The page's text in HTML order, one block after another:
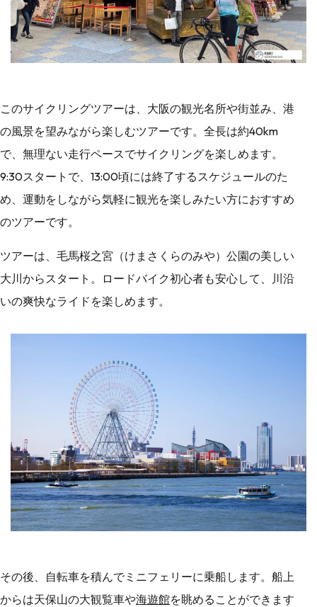
このサイクリングツアーは、大阪の観光名所や街並み、港
の風景を望みながら楽しむツアーです。全長は約40km
で、無理ない走行ペースでサイクリングを楽しめます。
9:30スタートで、13:00頃には終了するスケジュールのた
め、運動をしながら気軽に観光を楽しみたい方におすすめ
のツアーです。
ツアーは、毛馬桜之宮（けまさくらのみや）公園の美しい
大川からスタート。ロードバイク初心者も安心して、川沿
いの爽快なライドを楽しめます。
その後、自転車を積んでミニフェリーに乗船します。船上
からは天保山の大観覧車や海遊館を眺めることができます